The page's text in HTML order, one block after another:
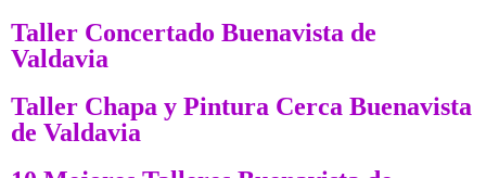
Taller Concertado Buenavista de
Valdavia
Taller Chapa y Pintura Cerca Buenavista
de Valdavia